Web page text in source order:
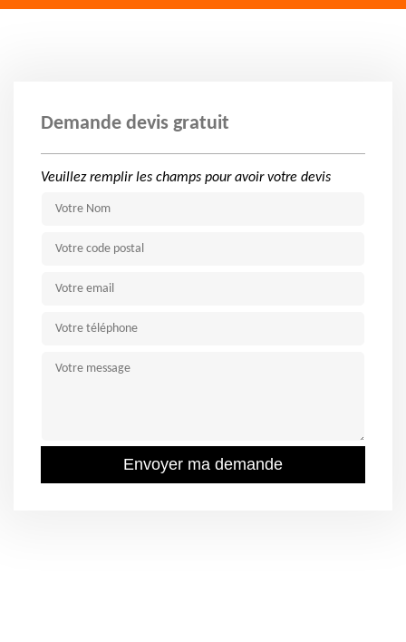
Demande devis gratuit
Veuillez remplir les champs pour avoir votre devis